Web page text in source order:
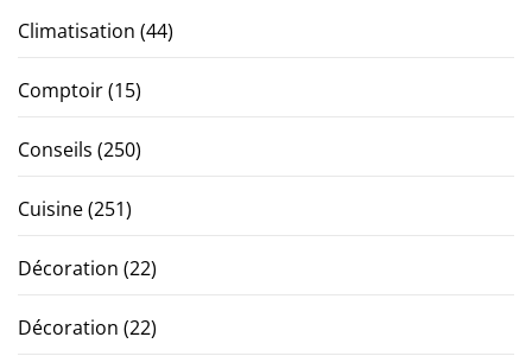
Climatisation (44)
Comptoir(15)
Conseils (250)
Cuisine(251)
Décoration (22)
Décoration (22)